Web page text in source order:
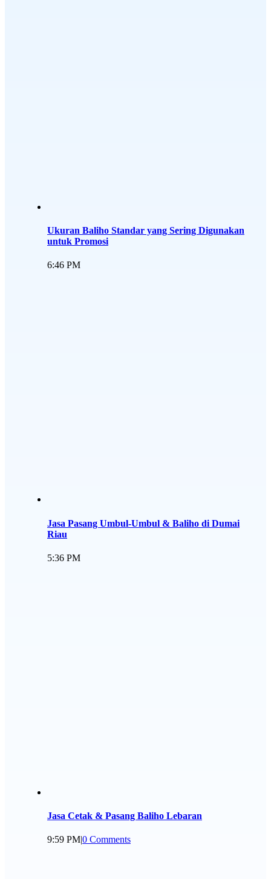
Ukuran Baliho Standar yang Sering Digunakan
untuk Promosi
6:46 PM
Jasa Pasang Umbul-Umbul & Baliho di Dumai
Riau
5:36 PM
Jasa Cetak & Pasang Baliho Lebaran
9:59 PM|0 Comments